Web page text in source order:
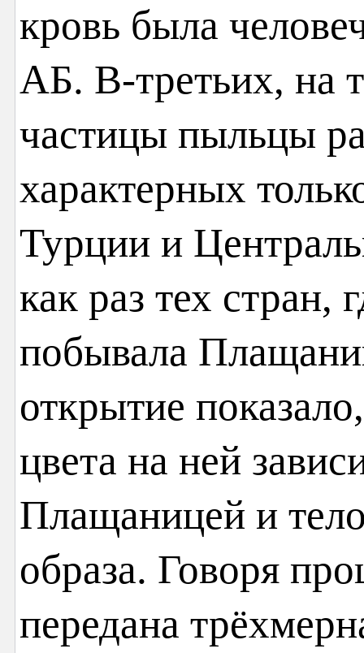
кровь была
АБ. В-третьих, на
частицы пыльцы
характерных
Турции и
как раз тех стран,
побывала
открытие
цвета на ней
Плащаницей и
образа. Говоря
передана